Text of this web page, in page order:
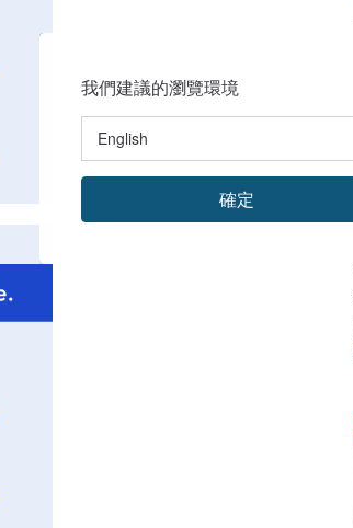
我們建議的瀏覽環境
確定